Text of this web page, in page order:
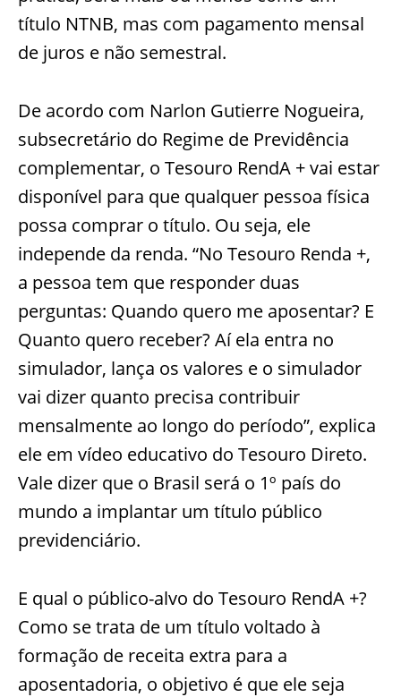
título NTNB, mas com pagamento mensal
de juros e não semestral.
De acordo com Narlon Gutierre Nogueira,
subsecretário do Regime de Previdência
complementar, o Tesouro RendA + vai estar
disponível para que qualquer pessoa física
possa comprar o título. Ou seja, ele
independe da renda. “No Tesouro Renda +,
a pessoa tem que responder duas
perguntas: Quando quero me aposentar? E
Quanto quero receber? Aí ela entra no
simulador, lança os valores e o simulador
vai dizer quanto precisa contribuir
mensalmente ao longo do período”, explica
ele em vídeo educativo do Tesouro Direto.
Vale dizer que o Brasil será o 1º país do
mundo a implantar um título público
previdenciário.
E qual o público-alvo do Tesouro RendA +?
Como se trata de um título voltado à
formação de receita extra para a
aposentadoria, o objetivo é que ele seja